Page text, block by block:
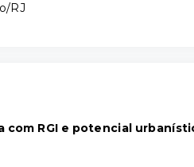
RJ
com RGI e potencial